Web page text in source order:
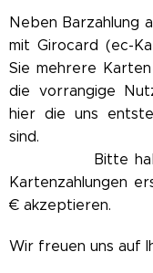
Neben Barzahlung
mit Girocard (ec-
Sie mehrere
die vorrangige
hier die uns
Bitte haben
Kartenzahlungen
€ akzeptieren.
Wir freuen uns auf